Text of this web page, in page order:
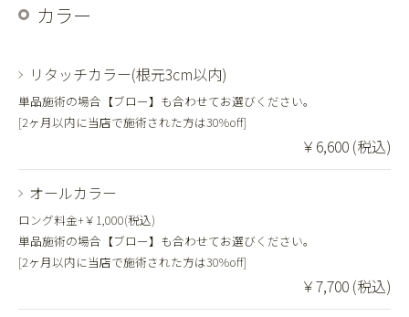
カラー
リタッチカラー(根元3cm以内)
単品施術の場合【ブロー】も合わせてお選びください。
[2ヶ月以内に当店で施術された方は30%off]
￥6,600 (税込)
オールカラー
ロング料金+￥1,000(税込)
単品施術の場合【ブロー】も合わせてお選びください。
[2ヶ月以内に当店で施術された方は30%off]
￥7,700 (税込)